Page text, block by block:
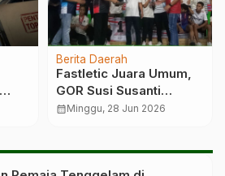
Berita Daerah
Fastletic Juara Umum,
GOR Susi Susanti
Bergemuruh
calendar_monthMinggu, 28 Jun 2026